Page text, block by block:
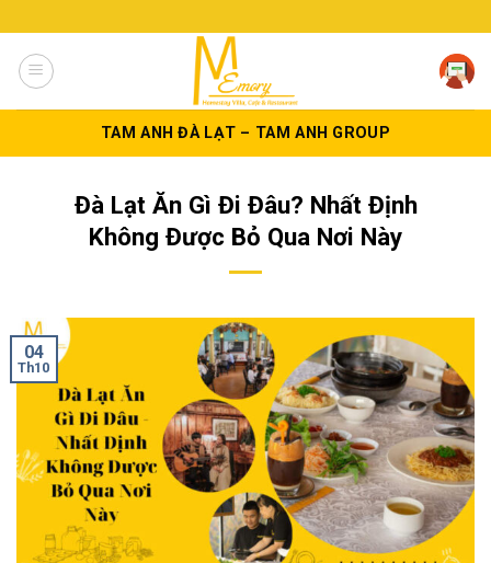
to
content
TAM ANH ĐÀ LẠT – TAM ANH GROUP
Đà Lạt Ăn Gì Đi Đâu? Nhất Định
Không Được Bỏ Qua Nơi Này
04
Th10